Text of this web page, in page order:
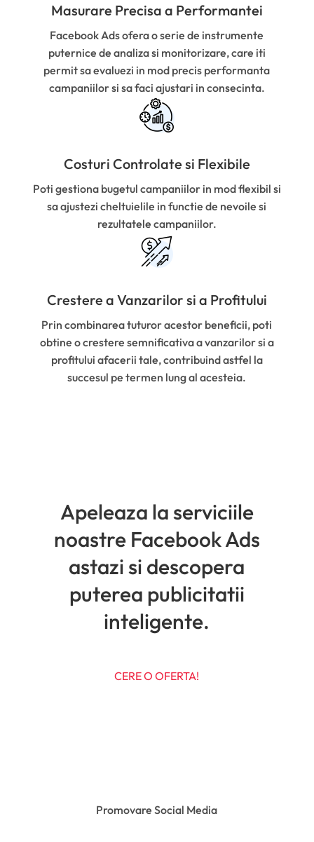
Masurare Precisa a Performantei
Facebook Ads ofera o serie de instrumente
puternice de analiza si monitorizare, care iti
permit sa evaluezi in mod precis performanta
campaniilor si sa faci ajustari in consecinta.
Costuri Controlate si Flexibile
Poti gestiona bugetul campaniilor in mod flexibil si
sa ajustezi cheltuielile in functie de nevoile si
rezultatele campaniilor.
Crestere a Vanzarilor si a Profitului
Prin combinarea tuturor acestor beneficii, poti
obtine o crestere semnificativa a vanzarilor si a
profitului afacerii tale, contribuind astfel la
succesul pe termen lung al acesteia.
Apeleaza la serviciile
noastre Facebook Ads
astazi si descopera
puterea publicitatii
inteligente.
CERE O OFERTA!
Promovare Social Media